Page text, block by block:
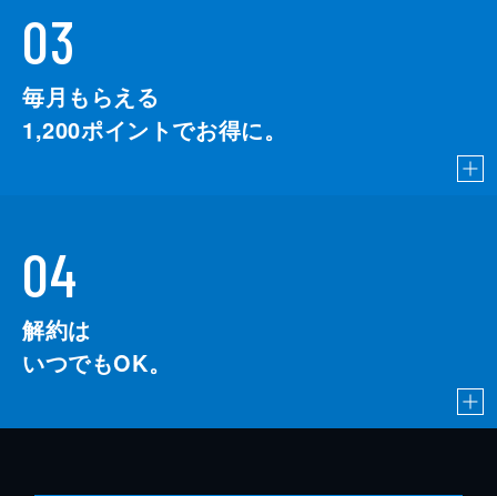
03
毎月もらえる
1,200ポイントでお得に。
04
解約は
いつでもOK。